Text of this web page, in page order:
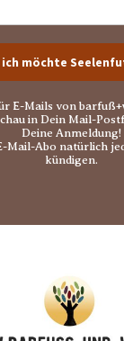
ich möchte
E-Mails von
in Dein Mail-
Deine Anmeldung!
Mail-Abo natürlich
kündigen.